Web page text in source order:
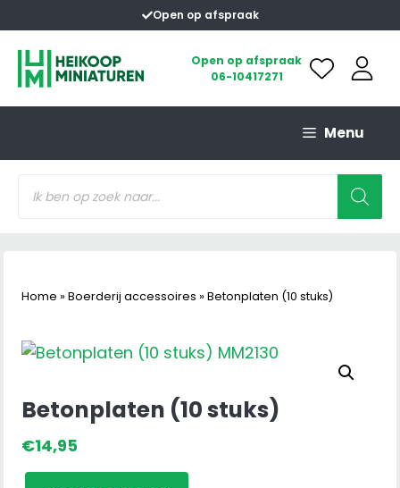
naar
inhoud
Open op afspraak
Open op afspraak
06-10417271
Menu
zoeken
Home » Boerderij accessoires » Betonplaten (10 stuks)
Betonplaten (10 stuks)
€14,95
Betonplaten